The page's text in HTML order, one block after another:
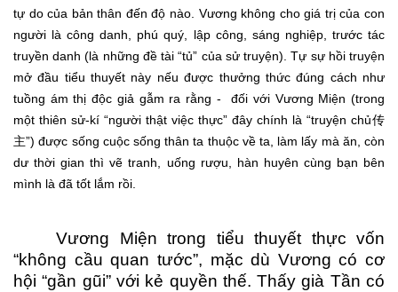
tự do của bản thân đến độ nào. Vương không cho giá trị của con
người là công danh, phú quý, lập công, sáng nghiệp, trước tác
truyền danh (là những đề tài “tủ” của sử truyện). Tự sự hồi truyện
mở đầu tiểu thuyết này nếu được thưởng thức đúng cách như
tuồng ám thị độc giả gẫm ra rằng - đối với Vương Miện (trong
một thiên sử-kí “người thật việc thực” đây chính là “truyện chủ传
主”) được sống cuộc sống thân ta thuộc về ta, làm lấy mà ăn, còn
dư thời gian thì vẽ tranh, uống rượu, hàn huyên cùng bạn bên
mình là đã tốt lắm rồi.
Vương Miện trong tiểu thuyết thực vốn
“không cầu quan tước”, mặc dù Vương có cơ
hội “gần gũi” với kẻ quyền thế. Thấy già Tần có